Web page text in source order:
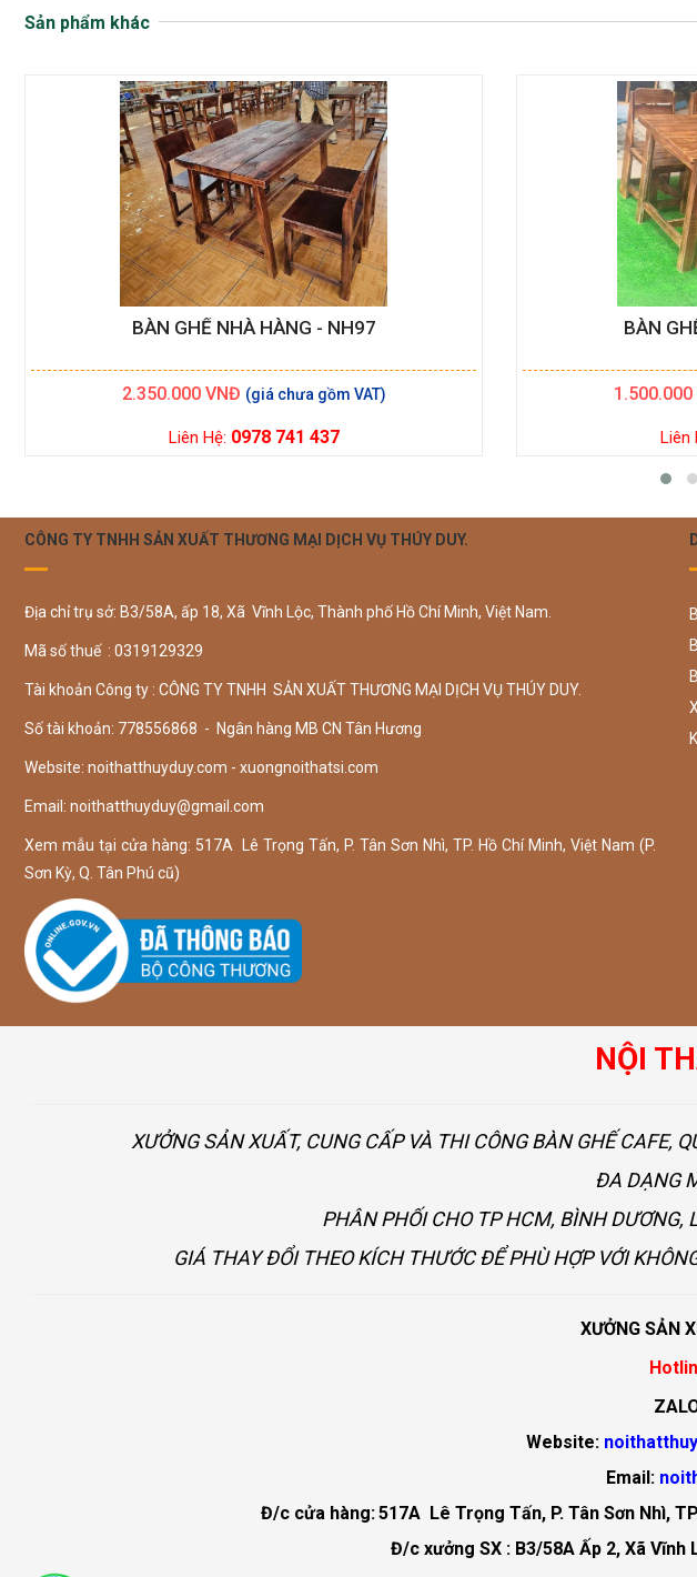
Sản phẩm khác
BÀN GHẾ NHÀ HÀNG - NH97
2.350.000VNĐ
Liên Hệ: 0978 741 437
BÀN
1.500.000
Liên
CÔNG TY TNHH SẢN XUẤT THƯƠNG MẠI DỊCH VỤ THÚY DUY.
Địa chỉ trụ sở: B3/58A, ấp 18, Xã Vĩnh Lộc, Thành phố Hồ Chí Minh, Việt Nam.
Mã số thuế : 0319129329
Tài khoản Công ty : CÔNG TY TNHH SẢN XUẤT THƯƠNG MẠI DỊCH VỤ THÚY DUY.
Số tài khoản: 778556868 - Ngân hàng MB CN Tân Hương
Website: noithatthuyduy.com - xuongnoithatsi.com
Email: noithatthuyduy@gmail.com
Xem mẫu tại cửa hàng: 517A Lê Trọng Tấn, P. Tân Sơn Nhì, TP. Hồ Chí Minh, Việt Nam (P.
Sơn Kỳ, Q. Tân Phú cũ)
NỘI
XƯỞNG SẢN XUẤT, CUNG CẤP VÀ THI CÔNG BÀN GHẾ CAFE,
ĐA DẠNG
PHÂN PHỐI CHO TP HCM, BÌNH
GIÁ THAY ĐỔI THEO KÍCH THƯỚC ĐỂ PHÙ HỢP VỚI
XƯỞNG SẢN
Website:
Email:
Đ/c cửa hàng:517A Lê Trọng Tấn, P. Tân Sơn Nhì,
Đ/c xưởng SX : B3/58A Ấp 2, Xã Vĩnh